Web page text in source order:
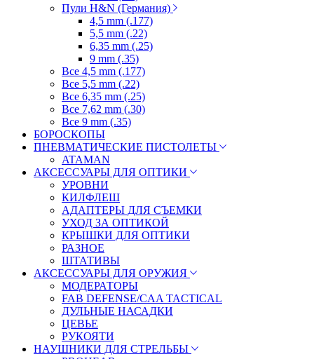
Пули H&N (Германия)
4,5 mm (.177)
5,5 mm (.22)
6,35 mm (.25)
9 mm (.35)
Все 4,5 mm (.177)
Все 5,5 mm (.22)
Все 6,35 mm (.25)
Все 7,62 mm (.30)
Все 9 mm (.35)
БОРОСКОПЫ
ПНЕВМАТИЧЕСКИЕ ПИСТОЛЕТЫ
ATAMAN
АКСЕССУАРЫ ДЛЯ ОПТИКИ
УРОВНИ
КИЛФЛЕШ
АДАПТЕРЫ ДЛЯ СЪЕМКИ
УХОД ЗА ОПТИКОЙ
КРЫШКИ ДЛЯ ОПТИКИ
РАЗНОЕ
ШТАТИВЫ
АКСЕССУАРЫ ДЛЯ ОРУЖИЯ
МОДЕРАТОРЫ
FAB DEFENSE/CAA TACTICAL
ДУЛЬНЫЕ НАСАДКИ
ЦЕВЬЕ
РУКОЯТИ
НАУШНИКИ ДЛЯ СТРЕЛЬБЫ